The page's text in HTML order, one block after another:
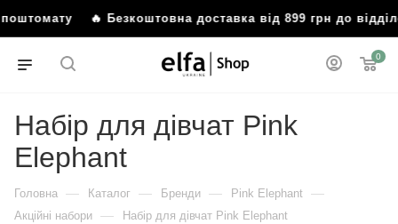
поштомату 🔥 Безкоштовна доставка від 899 грн до
0
Набір для дівчат Pink
Elephant
Головна — Каталог — Бренди — Pink Elephant —
Акційні набори — Набір для дівчат Pink Elephant